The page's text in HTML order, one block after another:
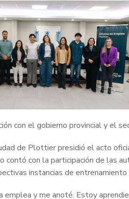
con el gobierno provincial y el
de Plottier presidió el acto
contó con la participación de las
instancias de
y me anoté. Estoy